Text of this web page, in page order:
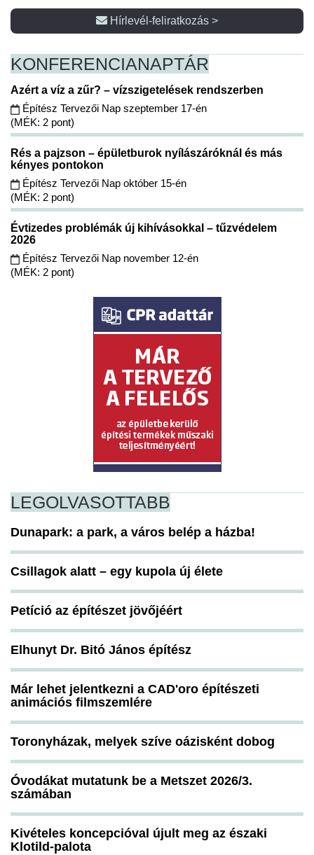
Hírlevél-feliratkozás >
KONFERENCIANAPTÁR
Azért a víz a zűr? – vízszigetelések rendszerben
Építész Tervezői Nap szeptember 17-én
(MÉK: 2 pont)
Rés a pajzson – épületburok nyílászáróknál és más
kényes pontokon
Építész Tervezői Nap október 15-én
(MÉK: 2 pont)
Évtizedes problémák új kihívásokkal – tűzvédelem
2026
Építész Tervezői Nap november 12-én
(MÉK: 2 pont)
LEGOLVASOTTABB
Dunapark: a park, a város belép a házba!
Csillagok alatt – egy kupola új élete
Petíció az építészet jövőjéért
Elhunyt Dr. Bitó János építész
Már lehet jelentkezni a CAD'oro építészeti
animációs filmszemlére
Toronyházak, melyek szíve oázisként dobog
Óvodákat mutatunk be a Metszet 2026/3.
számában
Kivételes koncepcióval újult meg az északi
Klotild-palota